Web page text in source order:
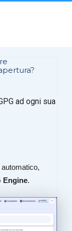
ad ogni sua
automatico,
Engine.